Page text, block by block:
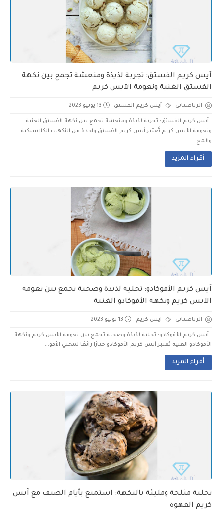
آيس كريم الفستق: تجربة لذيذة ومنعشة تجمع بين نكهة
الفستق الغنية ونعومة الآيس كريم
الرياضياتى آيس كريم الفستق 13 يونيو 2023
آيس كريم الفستق: تجربة لذيذة ومنعشة تجمع بين نكهة الفستق الغنية
ونعومة الآيس كريم تُعتبر آيس كريم الفستق واحدة من النكهات الكلاسيكية
والمح...
أقراء المزيد
آيس كريم الأفوكادو: تحلية لذيذة وصحية تجمع بين نعومة
الآيس كريم ونكهة الأفوكادو الغنية
الرياضياتى ايس كريم 13 يونيو 2023
آيس كريم الأفوكادو: تحلية لذيذة وصحية تجمع بين نعومة الآيس كريم ونكهة
الأفوكادو الغنية يُعتبر آيس كريم الأفوكادو خيارًا رائعًا لمحبي الأفو...
أقراء المزيد
تحلية مثلجة ومليئة بالنكهة: استمتع بأيام الصيف مع آيس
كريم القهوة